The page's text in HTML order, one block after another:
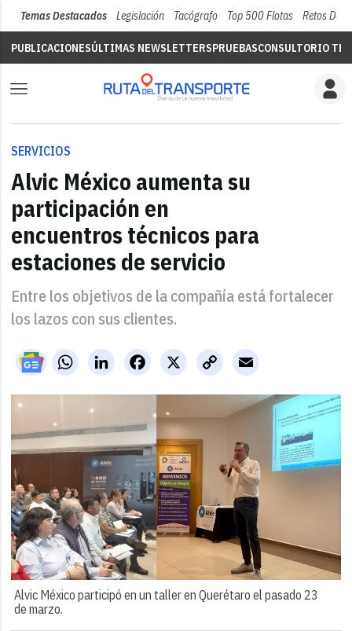
Temas Destacados Legislación Tacógrafo Top 500 Flotas Retos Del
PUBLICACIONESÚLTIMAS NEWSLETTERSPRUEBASCONSULTORIO
SERVICIOS
Alvic México aumenta su
participación en
encuentros técnicos para
estaciones de servicio
Entre los objetivos de la compañía está fortalecer
los lazos con sus clientes.
WhatsAppLinkedIn X
Facebook
Copy
Link
Email
Alvic México participó en un taller en Querétaro el pasado 23
de marzo.